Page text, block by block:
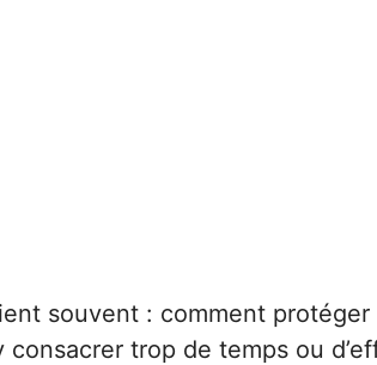
souvent : comment protéger
consacrer trop de temps ou